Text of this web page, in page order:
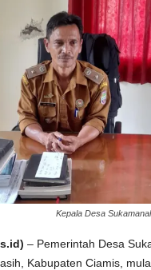
Kepala Desa
– Pemerintah Desa
Kabupaten Ciamis,